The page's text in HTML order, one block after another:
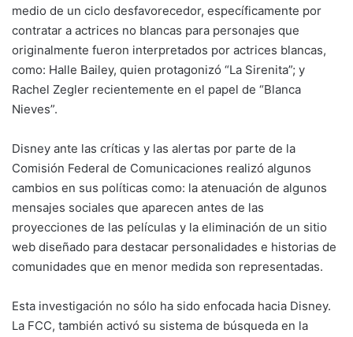
medio de un ciclo desfavorecedor, específicamente por
contratar a actrices no blancas para personajes que
originalmente fueron interpretados por actrices blancas,
como: Halle Bailey, quien protagonizó “La Sirenita”; y
Rachel Zegler recientemente en el papel de “Blanca
Nieves”.
Disney ante las críticas y las alertas por parte de la
Comisión Federal de Comunicaciones realizó algunos
cambios en sus políticas como: la atenuación de algunos
mensajes sociales que aparecen antes de las
proyecciones de las películas y la eliminación de un sitio
web diseñado para destacar personalidades e historias de
comunidades que en menor medida son representadas.
Esta investigación no sólo ha sido enfocada hacia Disney.
La FCC, también activó su sistema de búsqueda en la